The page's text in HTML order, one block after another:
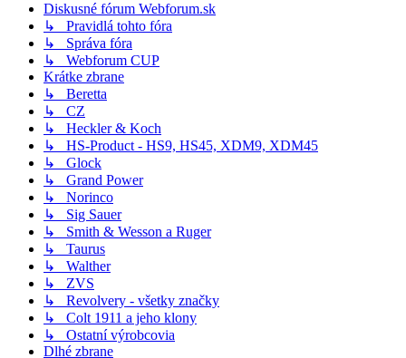
Diskusné fórum Webforum.sk
↳ Pravidlá tohto fóra
↳ Správa fóra
↳ Webforum CUP
Krátke zbrane
↳ Beretta
↳ CZ
↳ Heckler & Koch
↳ HS-Product - HS9, HS45, XDM9, XDM45
↳ Glock
↳ Grand Power
↳ Norinco
↳ Sig Sauer
↳ Smith & Wesson a Ruger
↳ Taurus
↳ Walther
↳ ZVS
↳ Revolvery - všetky značky
↳ Colt 1911 a jeho klony
↳ Ostatní výrobcovia
Dlhé zbrane